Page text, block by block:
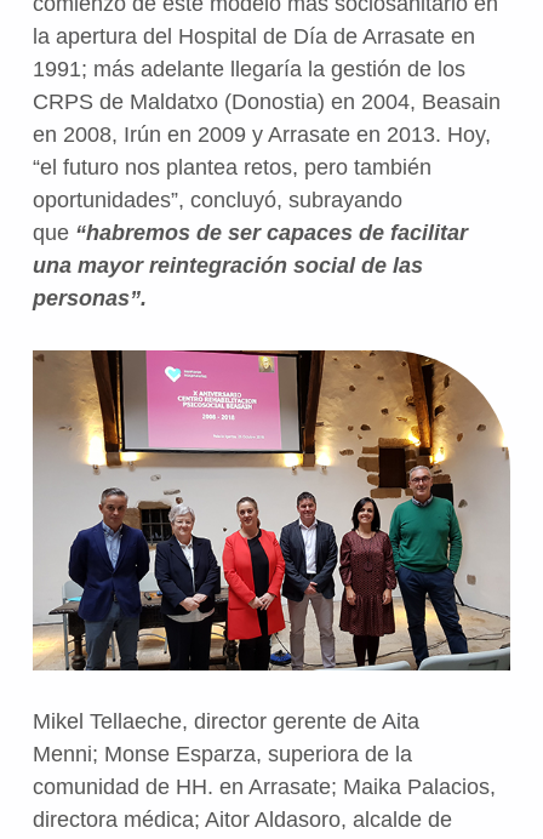
la apertura del Hospital de Día de Arrasate en
1991; más adelante llegaría la gestión de los
CRPS de Maldatxo (Donostia) en 2004, Beasain
en 2008, Irún en 2009 y Arrasate en 2013. Hoy,
“el futuro nos plantea retos, pero también
oportunidades”, concluyó, subrayando
que “habremos de ser capaces de facilitar
una mayor reintegración social de las
personas”.
Mikel Tellaeche, director gerente de Aita
Menni; Monse Esparza, superiora de la
comunidad de HH. en Arrasate; Maika Palacios,
directora médica; Aitor Aldasoro, alcalde de